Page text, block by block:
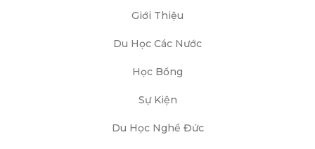
Giới Thiệu
Du Học Các Nước
Học Bổng
Sự Kiện
Du Học Nghề Đức